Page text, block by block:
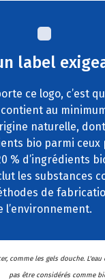
label
ce logo, c’est
au
naturelle,
bio parmi
% d’ingrédients
les substances
de
l’environnement.
comme les gels douche.
pas être considérés comme